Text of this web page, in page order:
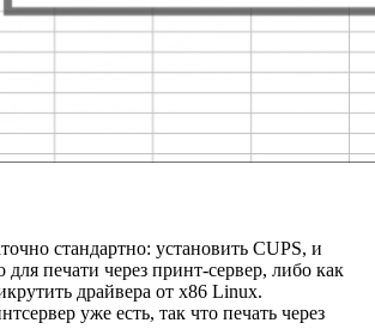
стандартно: установить CUPS, и
для печати через принт-сервер, либо как
драйвера от x86 Linux.
уже есть, так что печать через